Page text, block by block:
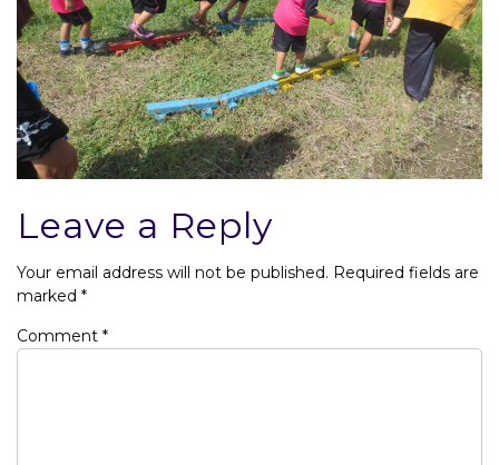
Leave a Reply
Your email address will not be published. Required fields are
marked *
Comment *